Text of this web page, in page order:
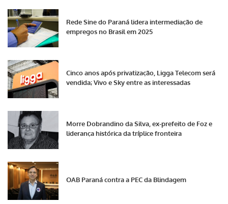
Rede Sine do Paraná lidera intermediação de
empregos no Brasil em 2025
Cinco anos após privatização, Ligga Telecom será
vendida; Vivo e Sky entre as interessadas
Morre Dobrandino da Silva, ex-prefeito de Foz e
liderança histórica da tríplice fronteira
OAB Paraná contra a PEC da Blindagem